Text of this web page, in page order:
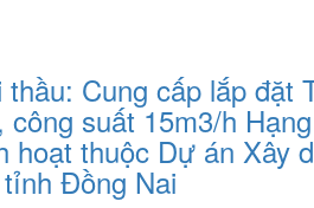
thầu: Cung cấp lắp đặt
công suất 15m3/h
hoạt thuộc Dự án Xây
Đồng Nai